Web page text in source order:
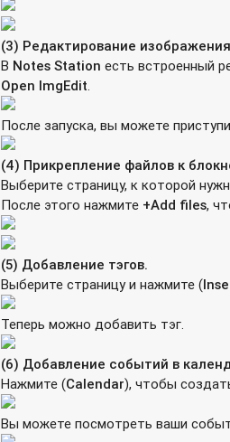
(3) Редактирование изображения
В Notes Station есть встроенный
Open ImgEdit
После запуска, вы можете
(4) Прикрепление файлов к
Выберите страницу, к которой
После этого нажмите +Add files,
(5) Добавление тэгов.
Выберите страницу и нажмите (
Теперь можно добавить тэг.
(6) Добавление событий в
Нажмите (Calendar), чтобы
Вы можете посмотреть ваши